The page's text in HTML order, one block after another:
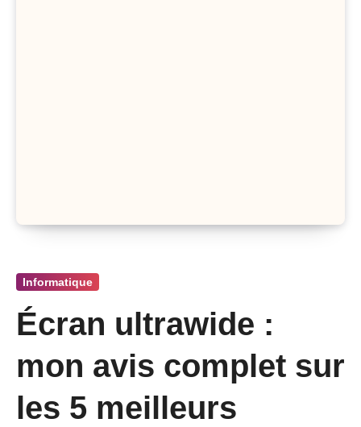
Informatique
Écran ultrawide :
mon avis complet sur
les 5 meilleurs